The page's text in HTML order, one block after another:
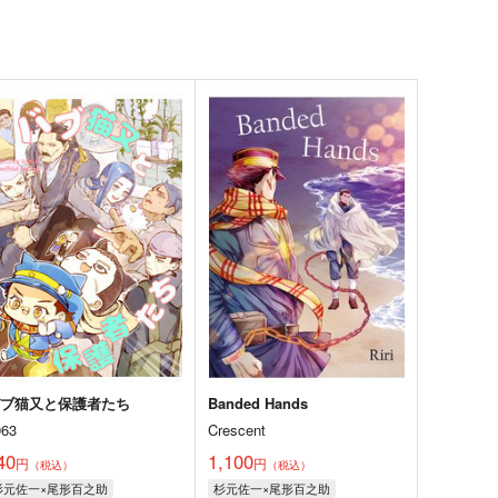
猫又と保護者たち
円 （税込）
元佐一×尾形百之助
Banded Hands
Crescent
1,100円 （税込）
杉元佐一×尾形百之助